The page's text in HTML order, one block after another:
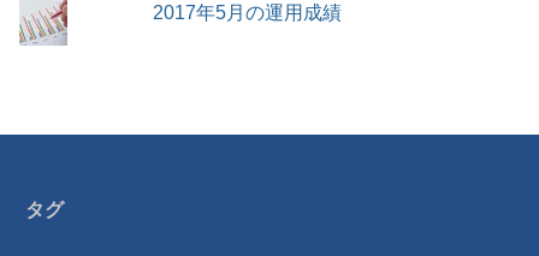
2017年5月の運用成績
タグ